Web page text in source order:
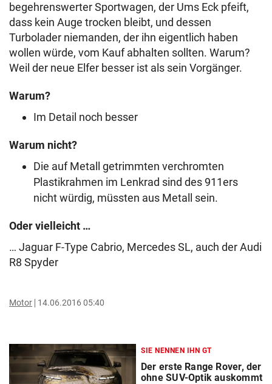
begehrenswerter Sportwagen, der Ums Eck pfeift,
dass kein Auge trocken bleibt, und dessen
Turbolader niemanden, der ihn eigentlich haben
wollen würde, vom Kauf abhalten sollten. Warum?
Weil der neue Elfer besser ist als sein Vorgänger.
Warum?
Im Detail noch besser
Warum nicht?
Die auf Metall getrimmten verchromten
Plastikrahmen im Lenkrad sind des 911ers
nicht würdig, müssten aus Metall sein.
Oder vielleicht …
… Jaguar F-Type Cabrio, Mercedes SL, auch der Audi
R8 Spyder
Motor 14.06.2016 05:40
SIE NENNEN IHN GT
Der erste Range Rover, der
ohne SUV-Optik auskommt